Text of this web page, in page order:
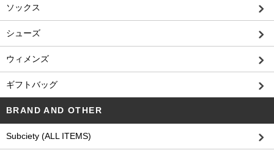
ソックス
シューズ
ウィメンズ
ギフトバッグ
BRAND AND OTHER
Subciety (ALL ITEMS)